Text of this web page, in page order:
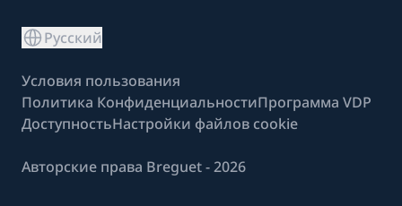
Русский
Условия пользования
Политика КонфиденциальностиПрограмма VDP
ДоступностьНастройки файлов cookie
Авторские права Breguet - 2026